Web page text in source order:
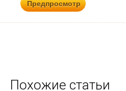
Похожие статьи